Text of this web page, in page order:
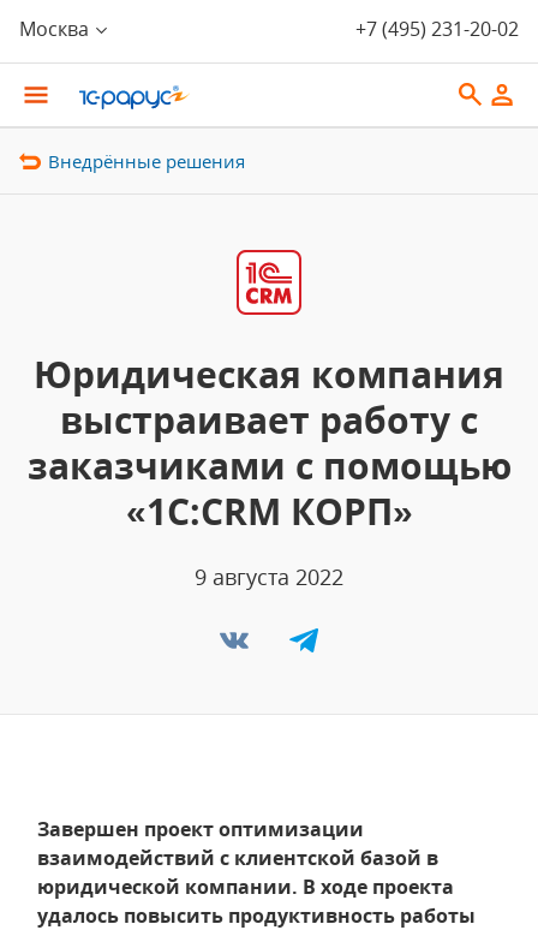
Москва +7 (495) 231-20-02
Внедрённые решения
Юридическая компания
выстраивает работу с
заказчиками с помощью
«1С:CRM КОРП»
9 августа 2022
Завершен проект оптимизации
взаимодействий с клиентской базой в
юридической компании. В ходе проекта
удалось повысить продуктивность работы